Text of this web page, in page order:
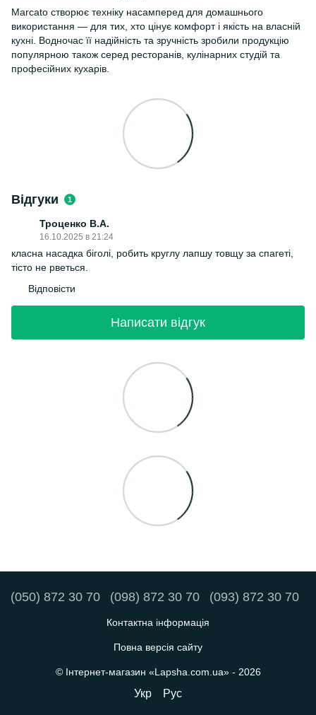
Marcato створює техніку насамперед для домашнього
використання — для тих, хто цінує комфорт і якість на власній
кухні. Водночас її надійність та зручність зробили продукцію
популярною також серед ресторанів, кулінарних студій та
професійних кухарів.
Відгуки 1
Троценко В.А.
16.10.2025 в 21:24
класна насадка біголі, робить круглу лапшу товщу за спагеті,
тісто не рветься.
Відповісти
Написати відгук
(050) 872 30 70 (098) 872 30 70 (093) 872 30 70
Контактна інформація
Повна версія сайту
© Інтернет-магазин «Lapsha.com.ua» - 2026
Укр Рус